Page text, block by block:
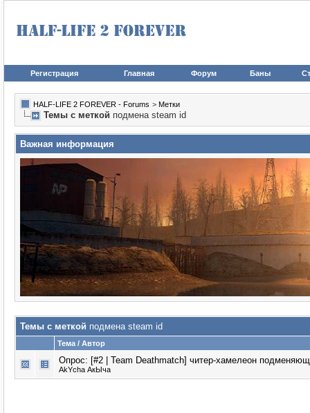
Регистрация Главная Форум Баны
HALF-LIFE 2 FOREVER - Forums > Метки
Темы с меткой подмена steam id
Важная информация
Темы с меткой подмена steam id
Тема / Автор
Опрос: [#2 | Team Deathmatch] читер-хамелеон
AkYcha АкЫча